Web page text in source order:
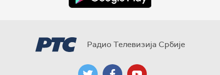
Радио Телевизија Србије